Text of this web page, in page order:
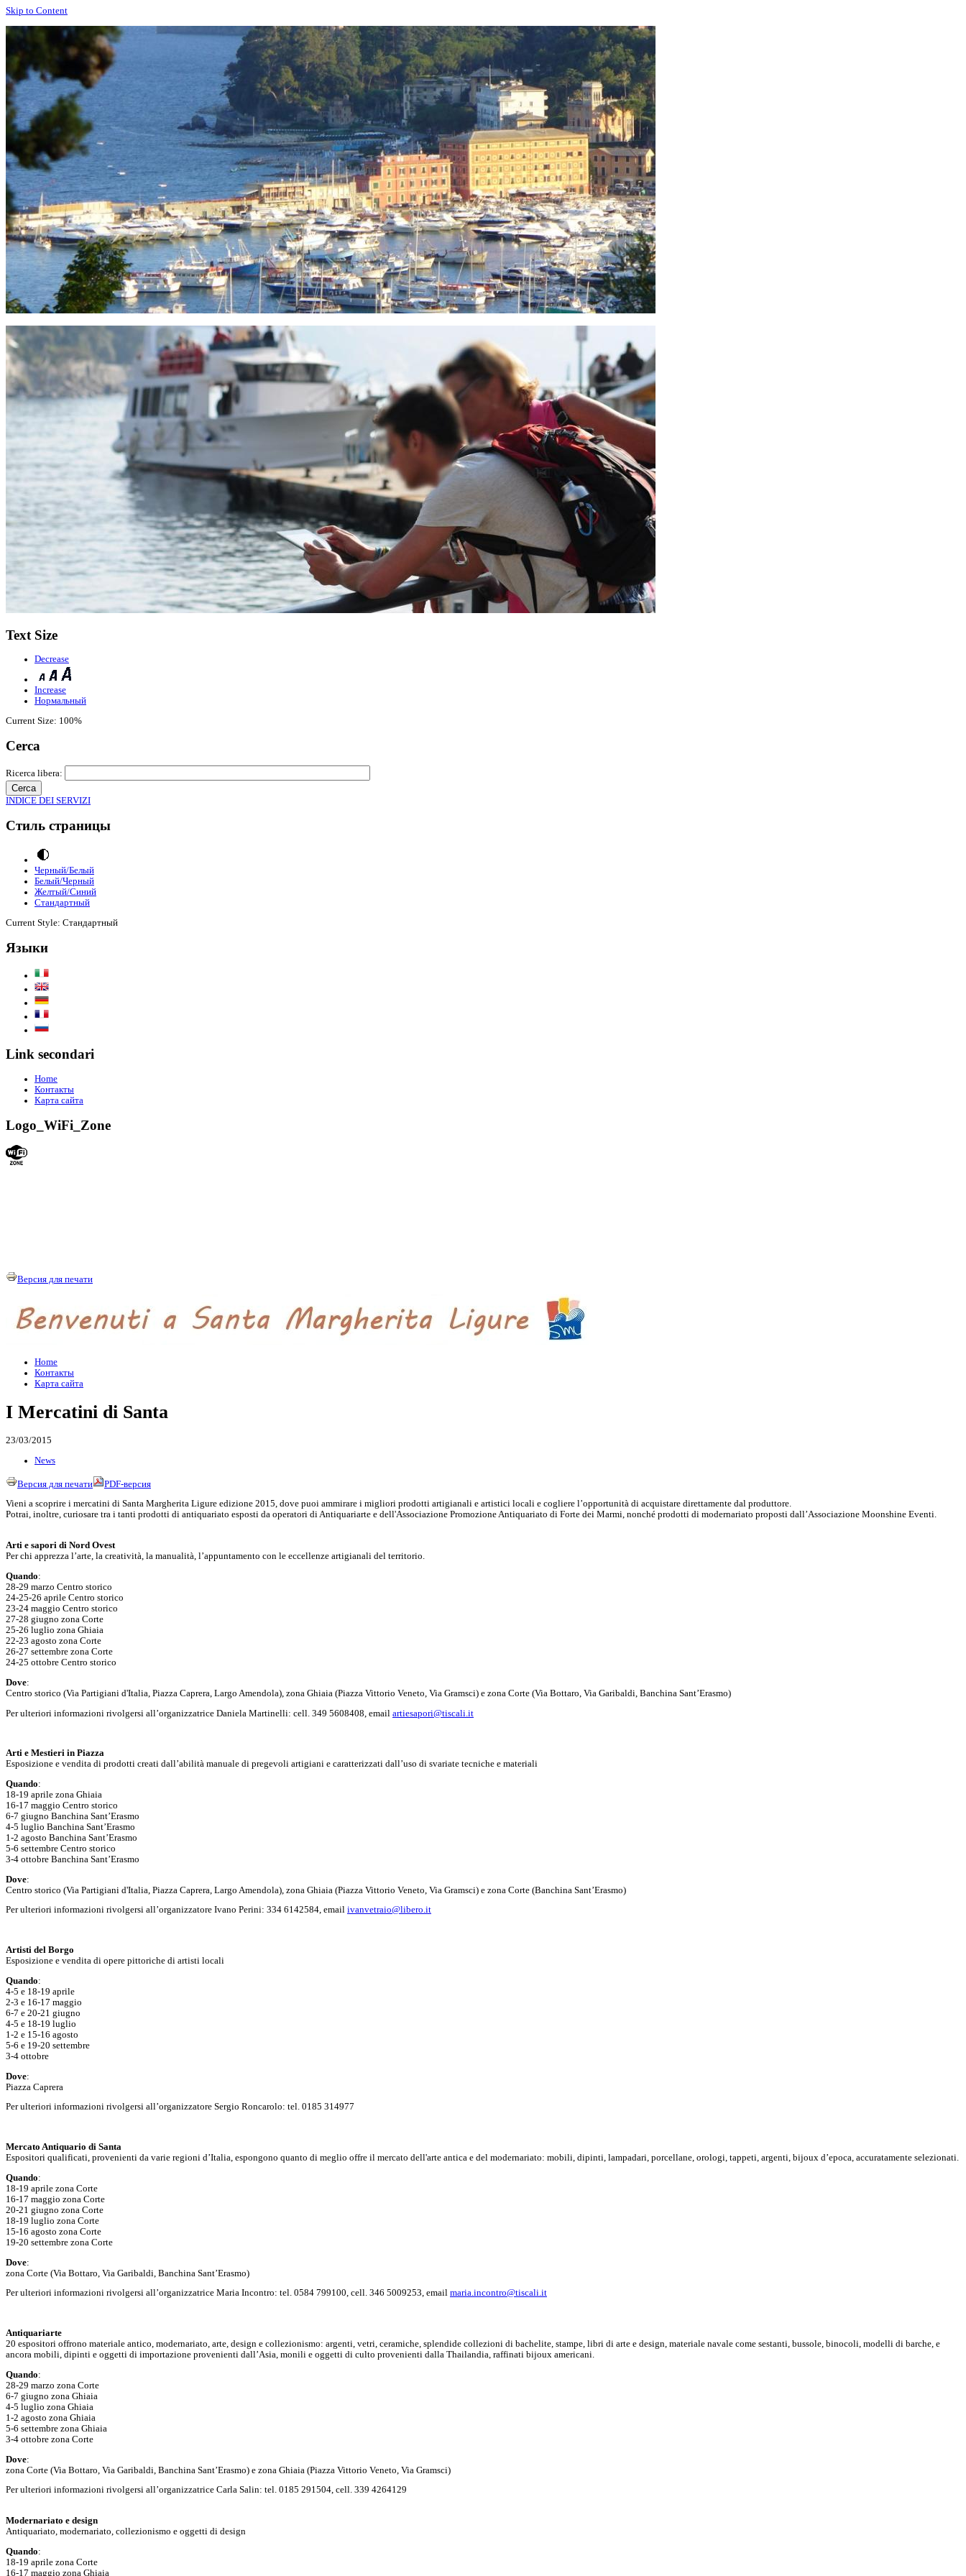
Skip to Content
Text Size
Decrease
Increase
Нормальный
Current Size: 100%
Cerca
Ricerca libera:
INDICE DEI SERVIZI
Стиль страницы
Черный/Белый
Белый/Черный
Желтый/Синий
Стандартный
Current Style: Стандартный
Языки
Link secondari
Home
Контакты
Карта сайта
Logo_WiFi_Zone
Версия для печати
Home
Контакты
Карта сайта
I Mercatini di Santa
23/03/2015
News
Версия для печати
PDF-версия
Vieni a scoprire i mercatini di Santa Margherita Ligure edizione 2015, dove puoi ammirare i migliori prodotti artigianali e artistici locali e cogliere l’opportunità di acquistare direttamente dal produttore.
Potrai, inoltre, curiosare tra i tanti prodotti di antiquariato esposti da operatori di Antiquariarte e dell'Associazione Promozione Antiquariato di Forte dei Marmi, nonché prodotti di modernariato proposti dall’Associazione Moonshine Eventi.
Arti e sapori di Nord Ovest
Per chi apprezza l’arte, la creatività, la manualità, l’appuntamento con le eccellenze artigianali del territorio.
Quando:
28-29 marzo Centro storico
24-25-26 aprile Centro storico
23-24 maggio Centro storico
27-28 giugno zona Corte
25-26 luglio zona Ghiaia
22-23 agosto zona Corte
26-27 settembre zona Corte
24-25 ottobre Centro storico
Dove:
Centro storico (Via Partigiani d'Italia, Piazza Caprera, Largo Amendola), zona Ghiaia (Piazza Vittorio Veneto, Via Gramsci) e zona Corte (Via Bottaro, Via Garibaldi, Banchina Sant’Erasmo)
Per ulteriori informazioni rivolgersi all’organizzatrice Daniela Martinelli: cell. 349 5608408, email artiesapori@tiscali.it
Arti e Mestieri in Piazza
Esposizione e vendita di prodotti creati dall’abilità manuale di pregevoli artigiani e caratterizzati dall’uso di svariate tecniche e materiali
Quando:
18-19 aprile zona Ghiaia
16-17 maggio Centro storico
6-7 giugno Banchina Sant’Erasmo
4-5 luglio Banchina Sant’Erasmo
1-2 agosto Banchina Sant’Erasmo
5-6 settembre Centro storico
3-4 ottobre Banchina Sant’Erasmo
Dove:
Centro storico (Via Partigiani d'Italia, Piazza Caprera, Largo Amendola), zona Ghiaia (Piazza Vittorio Veneto, Via Gramsci) e zona Corte (Banchina Sant’Erasmo)
Per ulteriori informazioni rivolgersi all’organizzatore Ivano Perini: 334 6142584, email ivanvetraio@libero.it
Artisti del Borgo
Esposizione e vendita di opere pittoriche di artisti locali
Quando:
4-5 e 18-19 aprile
2-3 e 16-17 maggio
6-7 e 20-21 giugno
4-5 e 18-19 luglio
1-2 e 15-16 agosto
5-6 e 19-20 settembre
3-4 ottobre
Dove:
Piazza Caprera
Per ulteriori informazioni rivolgersi all’organizzatore Sergio Roncarolo: tel. 0185 314977
Mercato Antiquario di Santa
Espositori qualificati, provenienti da varie regioni d’Italia, espongono quanto di meglio offre il mercato dell'arte antica e del modernariato: mobili, dipinti, lampadari, porcellane, orologi, tappeti, argenti, bijoux d’epoca, accuratamente selezionati.
Quando:
18-19 aprile zona Corte
16-17 maggio zona Corte
20-21 giugno zona Corte
18-19 luglio zona Corte
15-16 agosto zona Corte
19-20 settembre zona Corte
Dove:
zona Corte (Via Bottaro, Via Garibaldi, Banchina Sant’Erasmo)
Per ulteriori informazioni rivolgersi all’organizzatrice Maria Incontro: tel. 0584 799100, cell. 346 5009253, email maria.incontro@tiscali.it
Antiquariarte
20 espositori offrono materiale antico, modernariato, arte, design e collezionismo: argenti, vetri, ceramiche, splendide collezioni di bachelite, stampe, libri di arte e design, materiale navale come sestanti, bussole, binocoli, modelli di barche, e
ancora mobili, dipinti e oggetti di importazione provenienti dall’Asia, monili e oggetti di culto provenienti dalla Thailandia, raffinati bijoux americani.
Quando:
28-29 marzo zona Corte
6-7 giugno zona Ghiaia
4-5 luglio zona Ghiaia
1-2 agosto zona Ghiaia
5-6 settembre zona Ghiaia
3-4 ottobre zona Corte
Dove:
zona Corte (Via Bottaro, Via Garibaldi, Banchina Sant’Erasmo) e zona Ghiaia (Piazza Vittorio Veneto, Via Gramsci)
Per ulteriori informazioni rivolgersi all’organizzatrice Carla Salin: tel. 0185 291504, cell. 339 4264129
Modernariato e design
Antiquariato, modernariato, collezionismo e oggetti di design
Quando:
18-19 aprile zona Corte
16-17 maggio zona Ghiaia